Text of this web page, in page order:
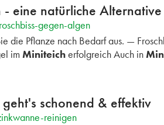
- eine natürliche Alternative
gegen-algen
die Pflanze nach Bedarf aus. —
im Miniteicherfolgreich Auch in
schonend & effektiv
reinigen